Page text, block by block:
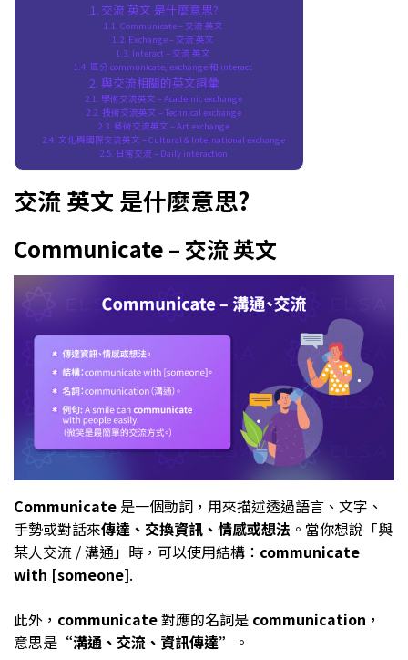
交流 英文 是什麼意思?
Communicate – 交流 英文
Exchange – 交流 英文
Interact – 交流 英文
區分 communicate, exchange 和 interact
與交流相關的英文詞彙
學術交流英文 – Academic exchange
技術交流英文 – Technical exchange
藝術交流英文 – Art exchange
文化與國際交流英文 – Cultural & International exchange
日常交流 – Daily interaction
交流 英文 是什麼意思?
Communicate – 交流 英文
Communicate 是一個動詞，用來描述透過語言、文字、
手勢或對話來傳達、交換資訊、情感或想法 。當你想說「與
某人交流 / 溝通」時，可以使用結構： communicate
with [someone].
此外， communicate對應的名詞是 communication ，
意思是 “溝通、交流、資訊傳達” 。